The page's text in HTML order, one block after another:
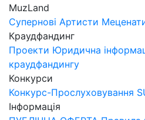
MuzLand
Супернові Артисти
Краудфандинг
Проекти Юридична
краудфандингу
Конкурси
Конкурс-Прослуховування
Інформація